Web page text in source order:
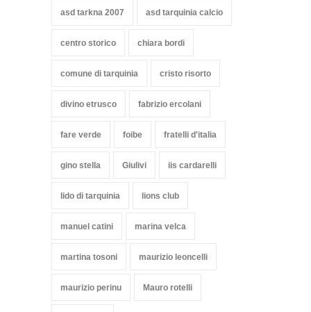
asd tarkna 2007 asd tarquinia calcio
centro storico chiara bordi
comune di tarquinia cristo risorto
divino etrusco fabrizio ercolani
fare verde foibe fratelli d'italia
gino stella Giulivi iis cardarelli
lido di tarquinia lions club
manuel catini marina velca
martina tosoni maurizio leoncelli
maurizio perinu Mauro rotelli